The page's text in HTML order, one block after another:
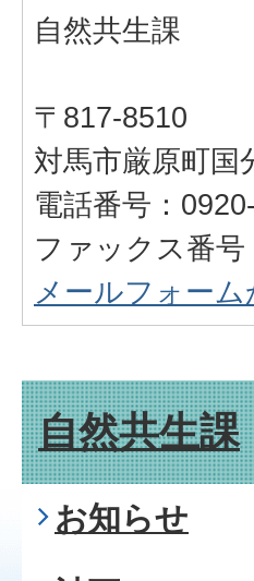
自然共生課
〒817-8510
対馬市厳原町国
電話番号：
ファックス番号
メールフォー
自然共生課
お知らせ